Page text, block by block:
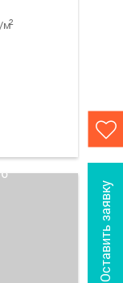
Оставить заявку
м2